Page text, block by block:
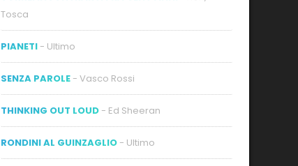
Tosca
PIANETI - Ultimo
SENZA PAROLE - Vasco Rossi
THINKING OUT LOUD - Ed Sheeran
RONDINI AL GUINZAGLIO - Ultimo